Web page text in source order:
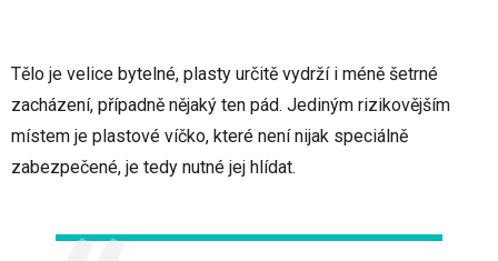
Tělo je velice bytelné, plasty určitě vydrží i méně šetrné
zacházení, případně nějaký ten pád. Jediným rizikovějším
místem je plastové víčko, které není nijak speciálně
zabezpečené, je tedy nutné jej hlídat.